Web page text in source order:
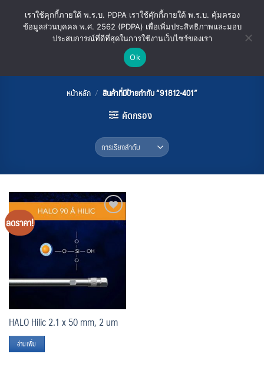
91812-401
หน้าหลัก / สินค้าที่มีป้ายกำกับ “91812-401”
คัดกรอง
ลดราคา! Add
HALO Hilic 2.1 x 50 mm, 2 um
อ่านเพิ่ม
เราใช้คุกกี้ภายใต้ พ.ร.บ. PDPA เราใช้คุ๊กกี้ภายใต้ พ.ร.บ. คุ้มครอง
ข้อมูลส่วนบุคคล พ.ศ. 2562 (PDPA) เพื่อเพิ่มประสิทธิภาพและมอบ
ประสบการณ์ที่ดีที่สุดในการใช้งานเว็บไซร์ของเรา
Ok